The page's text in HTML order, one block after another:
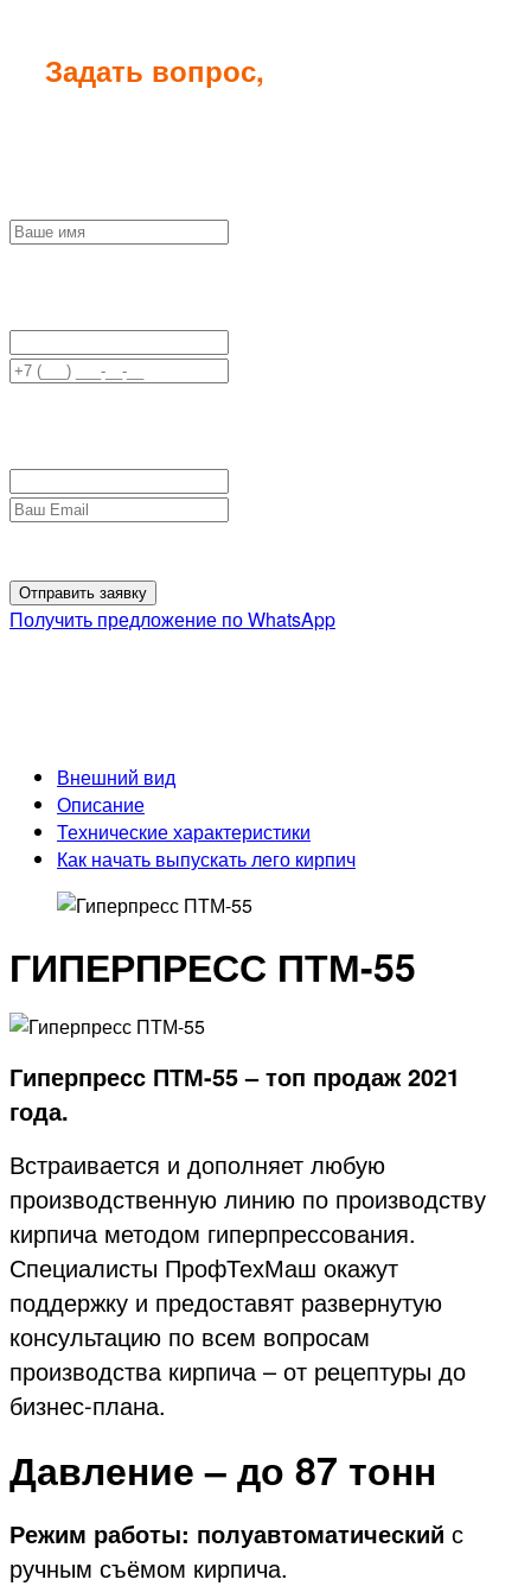
Задать вопрос,
Получить предложение по WhatsApp
Внешний вид
Описание
Технические характеристики
Как начать выпускать лего кирпич
ГИПЕРПРЕСС ПТМ-55
Гиперпресс ПТМ-55 – топ продаж 2021
года.
Встраивается и дополняет любую
производственную линию по производству
кирпича методом гиперпрессования.
Специалисты ПрофТехМаш окажут
поддержку и предоставят развернутую
консультацию по всем вопросам
производства кирпича – от рецептуры до
бизнес-плана.
Давление – до 87 тонн
Режим работы: полуавтоматический с
ручным съёмом кирпича.